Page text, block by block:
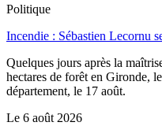
Politique
Incendie : Sébastien Lecornu
Quelques jours après la
hectares de forêt en Gironde,
département, le 17 août.
Le 6 août 2026